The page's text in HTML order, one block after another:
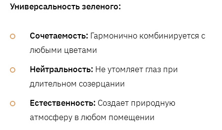
Универсальность зеленого:
Сочетаемость: Гармонично комбинируется с
любыми цветами
Нейтральность: Не утомляет глаз при
длительном созерцании
Естественность: Создает природную
атмосферу в любом помещении